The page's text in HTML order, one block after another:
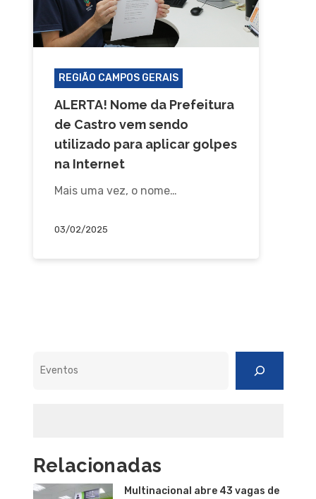
REGIÃO CAMPOS GERAIS
ALERTA! Nome da Prefeitura
de Castro vem sendo
utilizado para aplicar golpes
na Internet
Mais uma vez, o nome…
03/02/2025
Relacionadas
Multinacional abre 43 vagas de